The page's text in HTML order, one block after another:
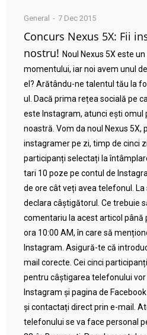
General 7 Dec 2015
Concurs Nexus 5X: Fii
nostru! Noul Nexus 5X este
momentului, iar noi avem unul
el? Arătându-ne talentul tău la
ul. Dacă prima rețea socială pe
este Instagram, atunci ești
noastră. Vom da noul Nexus 5X,
instagramer pe zi, timp de cinci
participanți selectați la
tari 10 poze pe contul de
de ore cât veți avea telefonul.
declara câștigătorul. Ce trebuie
comentariu la acest articol până
ora 10:00 AM, în care să
Instagram. Asigură-te că
mail corecte. Cei cinci
pentru câștigarea telefonului
Instagram și pagina de
și contactați direct prin e-mail.
telefonului se va face personal